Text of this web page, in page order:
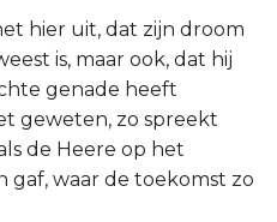
hier uit, dat zijn droom
is, maar ook, dat hij
genade heeft
geweten, zo spreekt
de Heere op het
waar de toekomst zo